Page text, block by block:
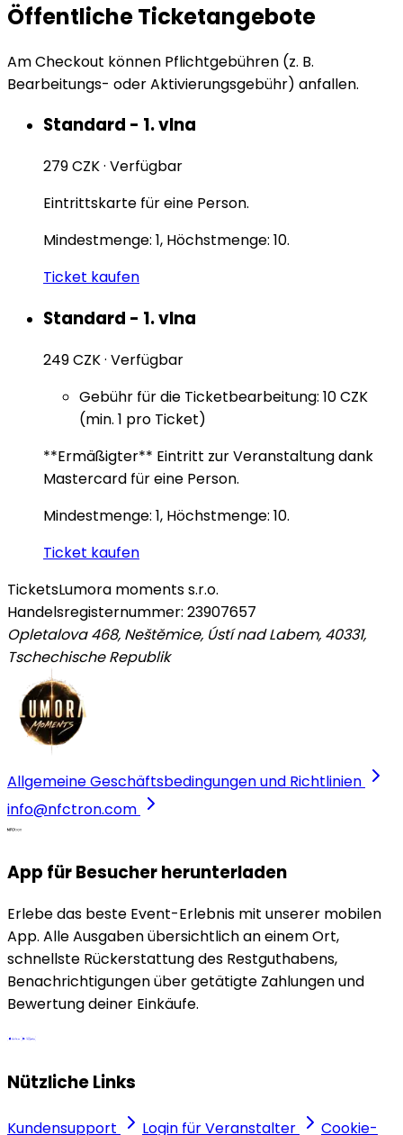
Öffentliche Ticketangebote
Am Checkout können Pflichtgebühren (z. B.
Bearbeitungs- oder Aktivierungsgebühr) anfallen.
Standard - 1. vlna
279 CZK· Verfügbar
Eintrittskarte für eine Person.
Mindestmenge: 1, Höchstmenge: 10.
Ticket kaufen
Standard - 1. vlna
249 CZK· Verfügbar
Gebühr für die Ticketbearbeitung: 10 CZK
(min. 1 pro Ticket)
**Ermäßigter** Eintritt zur Veranstaltung dank
Mastercard für eine Person.
Mindestmenge: 1, Höchstmenge: 10.
Ticket kaufen
TicketsLumora moments s.r.o.
Handelsregisternummer: 23907657
Opletalova 468, Neštěmice, Ústí nad Labem, 40331,
Tschechische Republik
Allgemeine Geschäftsbedingungen und Richtlinien
info@nfctron.com
App für Besucher herunterladen
Erlebe das beste Event-Erlebnis mit unserer mobilen
App. Alle Ausgaben übersichtlich an einem Ort,
schnellste Rückerstattung des Restguthabens,
Benachrichtigungen über getätigte Zahlungen und
Bewertung deiner Einkäufe.
Nützliche Links
Kundensupport Login für Veranstalter Cookie-